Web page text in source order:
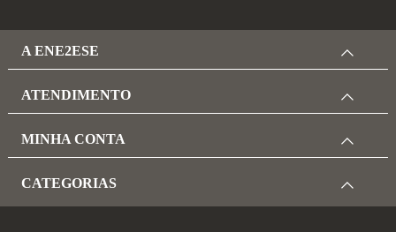
A ENE2ESE
ATENDIMENTO
MINHA CONTA
CATEGORIAS